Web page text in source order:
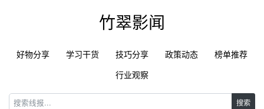
竹翠影闻
好物分享 学习干货 技巧分享 政策动态
榜单推荐
行业观察
搜索